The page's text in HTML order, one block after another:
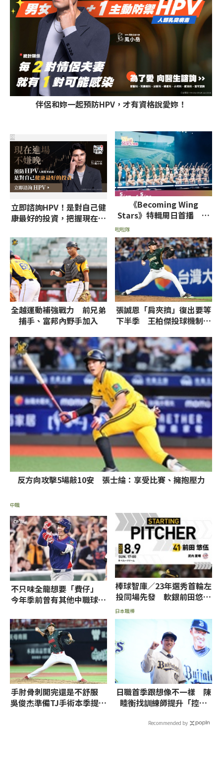
伴侶和妳一起預防HPV，才有資格說愛妳！
立即諮詢HPV！是對自己健
康最好的投資，把握現在不
PR
《Becoming Wing
Stars》特輯周日首播 女
孩真情流露分享心路歷程
啦啦隊
全越運動補強戰力 前兄弟
捕手、富邦內野手加入
張誠恩「肩夾擠」復出要等
下半季 王柏傑投球機制調
反方向攻擊5場敲10安 張士綸：享受比賽、擁抱壓力
中職
不只味全龍想要「費仔」
今年季前曾有其他中職球團
棒球智庫／23年選秀首輪左
投同場先發 軟銀前田悠伍
看好技壓西武武內夏暉
日本職棒
手肘骨刺開完還是不舒服
吳俊杰準備TJ手術本季提前
日職首季跟想像不一樣 陳
睦衡找訓練師提升「控制
Recommended by